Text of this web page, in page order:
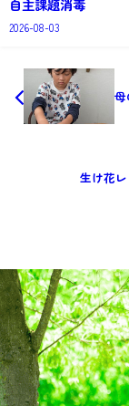
2026-08-03
生け花